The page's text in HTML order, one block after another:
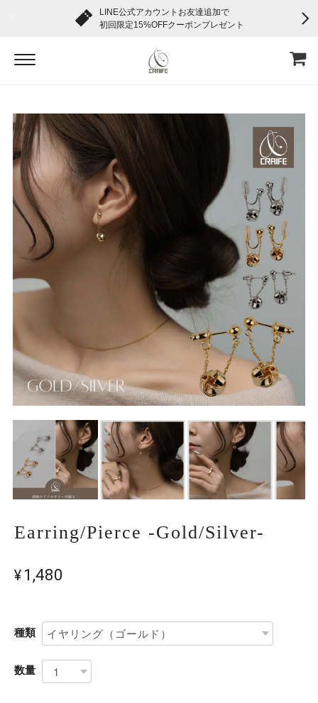
LINE公式アカウントお友達追加で
初回限定15%OFFクーポンプレゼント
Earring/Pierce -Gold/Silver-
¥1,480
種類
数量